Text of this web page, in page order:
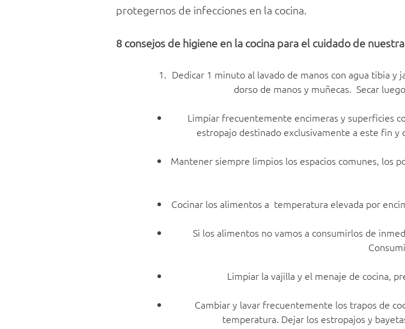
protegernos de infecciones en la cocina.
8 consejos de higiene en la cocina para el cuidado de
Dedicar 1 minuto al lavado de manos con agua tibia
dorso de manos y muñecas. Secar
Limpiar frecuentemente encimeras y superficies
estropajo destinado exclusivamente a este fin y
Mantener siempre limpios los espacios comunes, los
Cocinar los alimentos a temperatura elevada por
Si los alimentos no vamos a consumirlos de
Limpiar la vajilla y el menaje de cocina,
Cambiar y lavar frecuentemente los trapos de
temperatura. Dejar los estropajos y